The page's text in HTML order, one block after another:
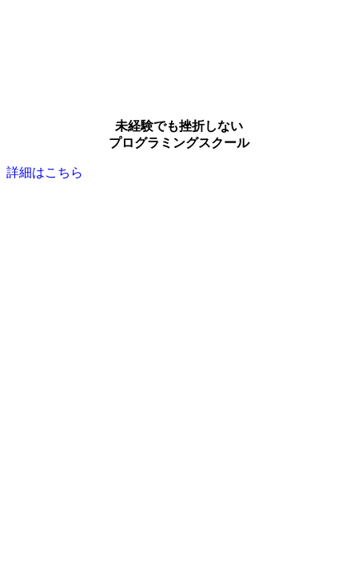
未経験でも挫折しない
プログラミングスクール
詳細はこちら